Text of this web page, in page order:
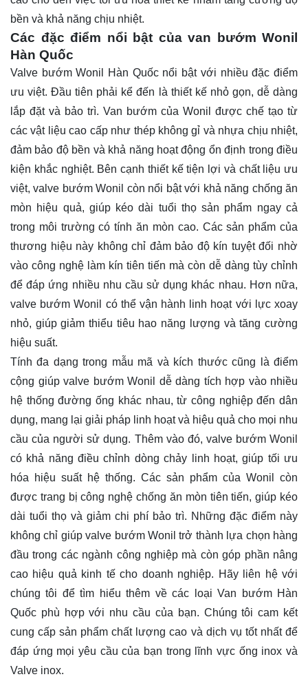
bền và khả năng chịu nhiệt.
Các đặc điểm nổi bật của van bướm Wonil
Hàn Quốc
Valve bướm Wonil Hàn Quốc nổi bật với nhiều đặc điểm
ưu việt. Đầu tiên phải kể đến là thiết kế nhỏ gọn, dễ dàng
lắp đặt và bảo trì. Van bướm của Wonil được chế tạo từ
các vật liệu cao cấp như thép không gỉ và nhựa chịu nhiệt,
đảm bảo độ bền và khả năng hoạt động ổn định trong điều
kiện khắc nghiệt. Bên cạnh thiết kế tiện lợi và chất liệu ưu
việt, valve bướm Wonil còn nổi bật với khả năng chống ăn
mòn hiệu quả, giúp kéo dài tuổi thọ sản phẩm ngay cả
trong môi trường có tính ăn mòn cao. Các sản phẩm của
thương hiệu này không chỉ đảm bảo độ kín tuyệt đối nhờ
vào công nghệ làm kín tiên tiến mà còn dễ dàng tùy chỉnh
để đáp ứng nhiều nhu cầu sử dụng khác nhau. Hơn nữa,
valve bướm Wonil có thể vận hành linh hoạt với lực xoay
nhỏ, giúp giảm thiểu tiêu hao năng lượng và tăng cường
hiệu suất.
Tính đa dạng trong mẫu mã và kích thước cũng là điểm
cộng giúp valve bướm Wonil dễ dàng tích hợp vào nhiều
hệ thống đường ống khác nhau, từ công nghiệp đến dân
dụng, mang lại giải pháp linh hoạt và hiệu quả cho mọi nhu
cầu của người sử dụng. Thêm vào đó, valve bướm Wonil
có khả năng điều chỉnh dòng chảy linh hoạt, giúp tối ưu
hóa hiệu suất hệ thống. Các sản phẩm của Wonil còn
được trang bị công nghệ chống ăn mòn tiên tiến, giúp kéo
dài tuổi thọ và giảm chi phí bảo trì. Những đặc điểm này
không chỉ giúp valve bướm Wonil trở thành lựa chọn hàng
đầu trong các ngành công nghiệp mà còn góp phần nâng
cao hiệu quả kinh tế cho doanh nghiệp. Hãy
liên hệvới
chúng tôi để tìm hiểu thêm về các loại Van bướm Hàn
Quốc phù hợp với nhu cầu của bạn. Chúng tôi cam kết
cung cấp sản phẩm chất lượng cao và dịch vụ tốt nhất để
đáp ứng mọi yêu cầu của bạn trong lĩnh vực ống inox và
Valve inox.